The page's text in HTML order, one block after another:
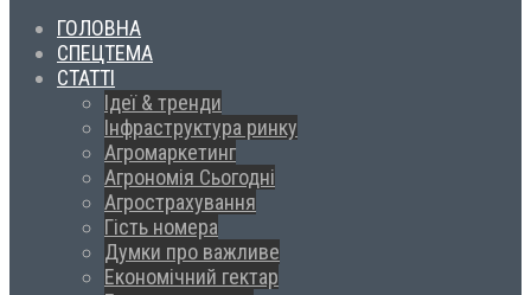
ГОЛОВНА
СПЕЦТЕМА
СТАТТІ
Ідеї & тренди
Інфраструктура ринку
Агромаркетинг
Агрономія Сьогодні
Агрострахування
Гість номера
Думки про важливе
Економічний гектар